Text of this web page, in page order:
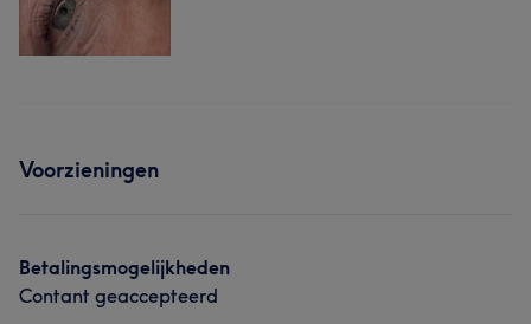
Voorzieningen
Betalingsmogelijkheden
Contant geaccepteerd